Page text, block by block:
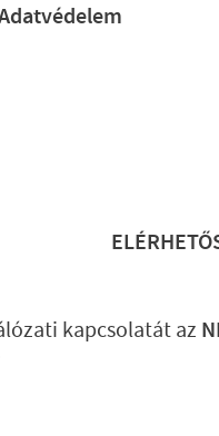
kapcsolatát az